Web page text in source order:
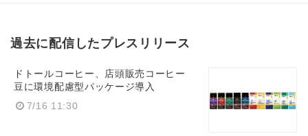
過去に配信したプレスリリース
ドトールコーヒー、店頭販売コーヒー
豆に環境配慮型パッケージ導入
7/16 11:30